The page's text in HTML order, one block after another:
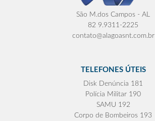
São M.dos Campos - AL
82 9.9311-2225
contato@alagoasnt.com.br
TELEFONES ÚTEIS
Disk Denúncia 181
Polícia Militar 190
SAMU 192
Corpo de Bombeiros 193